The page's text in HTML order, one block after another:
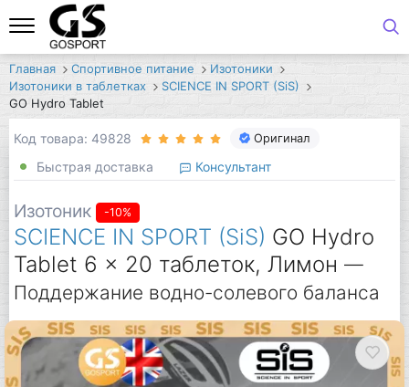
Главная Спортивное питание
Изотоники
Изотоники в таблетках
SCIENCE IN SPORT (SiS)
GO Hydro Tablet
Код товара: 49828 Оригинал
Быстрая доставка Консультант
Изотоник -10%
SCIENCE IN SPORT (SiS) GO Hydro
Tablet 6 x 20 таблеток, Лимон —
Поддержание водно-солевого баланса